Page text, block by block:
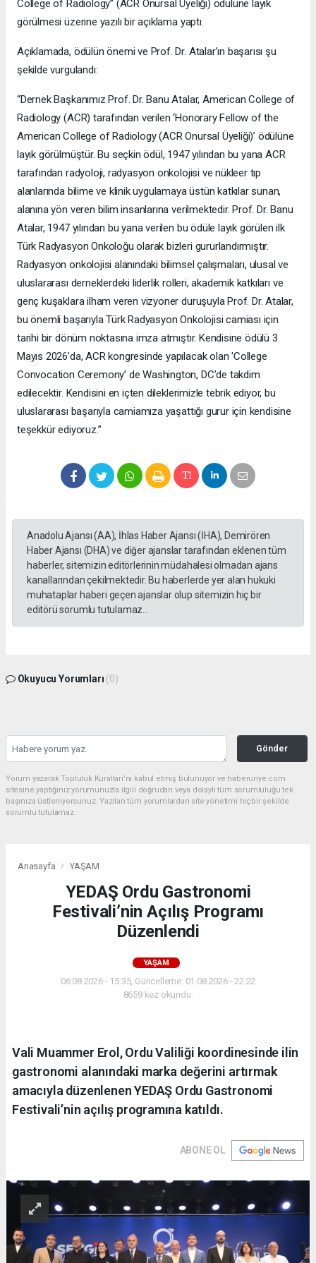
College of Radiology” (ACR Onursal Üyeliği) ödülüne layık
görülmesi üzerine yazılı bir açıklama yaptı.
Açıklamada, ödülün önemi ve Prof. Dr. Atalar’ın başarısı şu
şekilde vurgulandı:
“Dernek Başkanımız Prof. Dr. Banu Atalar, American College of
Radiology (ACR) tarafından verilen ‘Honorary Fellow of the
American College of Radiology (ACR Onursal Üyeliği)’ ödülüne
layık görülmüştür. Bu seçkin ödül, 1947 yılından bu yana ACR
tarafından radyoloji, radyasyon onkolojisi ve nükleer tıp
alanlarında bilime ve klinik uygulamaya üstün katkılar sunan,
alanına yön veren bilim insanlarına verilmektedir. Prof. Dr. Banu
Atalar, 1947 yılından bu yana verilen bu ödüle layık görülen ilk
Türk Radyasyon Onkoloğu olarak bizleri gururlandırmıştır.
Radyasyon onkolojisi alanındaki bilimsel çalışmaları, ulusal ve
uluslararası derneklerdeki liderlik rolleri, akademik katkıları ve
genç kuşaklara ilham veren vizyoner duruşuyla Prof. Dr. Atalar,
bu önemli başarıyla Türk Radyasyon Onkolojisi camiası için
tarihi bir dönüm noktasına imza atmıştır. Kendisine ödülü 3
Mayıs 2026’da, ACR kongresinde yapılacak olan 'College
Convocation Ceremony’ de Washington, DC’de takdim
edilecektir. Kendisini en içten dileklerimizle tebrik ediyor, bu
uluslararası başarıyla camiamıza yaşattığı gurur için kendisine
teşekkür ediyoruz.”
Anadolu Ajansı (AA), İhlas Haber Ajansı (İHA), Demirören
Haber Ajansı (DHA) ve diğer ajanslar tarafından eklenen tüm
haberler, sitemizin editörlerinin müdahalesi olmadan ajans
kanallarından çekilmektedir. Bu haberlerde yer alan hukuki
muhataplar haberi geçen ajanslar olup sitemizin hiç bir
editörü sorumlu tutulamaz...
Okuyucu Yorumları (0)
Gönder
Yorum yazarak Topluluk Kuralları’nı kabul etmiş bulunuyor ve haberunye.com
sitesine yaptığınız yorumunuzla ilgili doğrudan veya dolaylı tüm sorumluluğu tek
başınıza üstleniyorsunuz. Yazılan tüm yorumlardan site yönetimi hiçbir şekilde
sorumlu tutulamaz.
Anasayfa YAŞAM
YEDAŞ Ordu Gastronomi
Festivali’nin Açılış Programı
Düzenlendi
YAŞAM
06.08.2026 - 15:35, Güncelleme: 01.08.2026 - 22:22
8659 kez okundu.
Vali Muammer Erol, Ordu Valiliği koordinesinde ilin
gastronomi alanındaki marka değerini artırmak
amacıyla düzenlenen YEDAŞ Ordu Gastronomi
Festivali’nin açılış programına katıldı.
ABONE OL